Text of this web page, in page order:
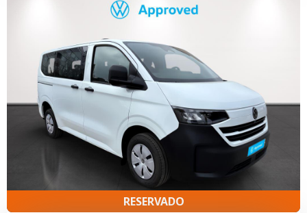
RESERVADO